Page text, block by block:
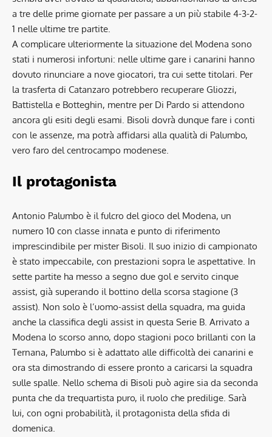
a tre delle prime giornate per passare a un più stabile 4-3-2-
1 nelle ultime tre partite.
A complicare ulteriormente la situazione del Modena sono
stati i numerosi infortuni: nelle ultime gare i canarini hanno
dovuto rinunciare a nove giocatori, tra cui sette titolari. Per
la trasferta di Catanzaro potrebbero recuperare Gliozzi,
Battistella e Botteghin, mentre per Di Pardo si attendono
ancora gli esiti degli esami. Bisoli dovrà dunque fare i conti
con le assenze, ma potrà affidarsi alla qualità di Palumbo,
vero faro del centrocampo modenese.
Il protagonista
Antonio Palumbo è il fulcro del gioco del Modena, un
numero 10 con classe innata e punto di riferimento
imprescindibile per mister Bisoli. Il suo inizio di campionato
è stato impeccabile, con prestazioni sopra le aspettative. In
sette partite ha messo a segno due gol e servito cinque
assist, già superando il bottino della scorsa stagione (3
assist). Non solo è l’uomo-assist della squadra, ma guida
anche la classifica degli assist in questa Serie B. Arrivato a
Modena lo scorso anno, dopo stagioni poco brillanti con la
Ternana, Palumbo si è adattato alle difficoltà dei canarini e
ora sta dimostrando di essere pronto a caricarsi la squadra
sulle spalle. Nello schema di Bisoli può agire sia da seconda
punta che da trequartista puro, il ruolo che predilige. Sarà
lui, con ogni probabilità, il protagonista della sfida di
domenica.